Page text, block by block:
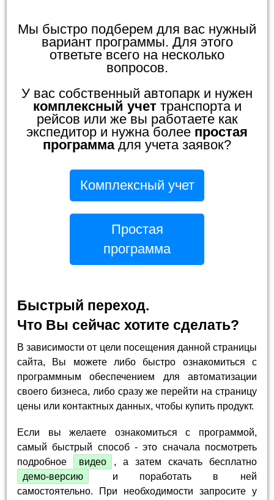
Мы быстро подберем для вас нужный
вариант программы. Для этого
ответьте всего на несколько
вопросов.
У вас собственный автопарк и нужен
комплексный учеттранспорта и
рейсов или же вы работаете как
экспедитор и нужна более простая
программадля учета заявок?
Комплексный учет
Простая
программа
Быстрый переход.
Что Вы сейчас хотите сделать?
В зависимости от цели посещения данной страницы
сайта, Вы можете либо быстро ознакомиться с
программным обеспечением для автоматизации
своего бизнеса, либо сразу же перейти на страницу
цены или контактных данных, чтобы купить продукт.
Если вы желаете ознакомиться с программой,
самый быстрый способ - это сначала посмотреть
подробное
видео
, а затем скачать бесплатно
демо-версию
и поработать в ней
самостоятельно. При необходимости запросите у